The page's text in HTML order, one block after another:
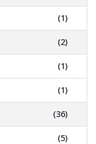
(1)
(2)
(1)
(1)
(36)
(5)